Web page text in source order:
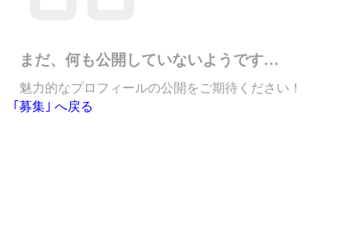
まだ、何も公開していないようです…
魅力的なプロフィールの公開をご期待ください！
｢募集｣ へ戻る